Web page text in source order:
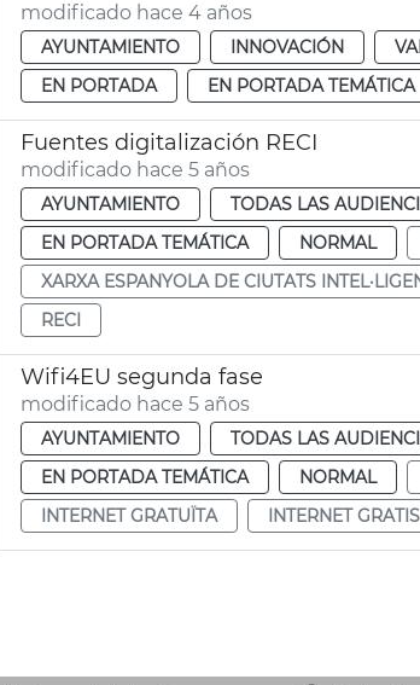
modificado hace 4 años
AYUNTAMIENTO INNOVACIÓN
EN PORTADA
EN PORTADA TEMÁTICA
Fuentes digitalización RECI
modificado hace 5 años
AYUNTAMIENTO TODAS LAS
EN PORTADA TEMÁTICA
NORMAL
XARXA ESPANYOLA DE CIUTATS
RECI
Wifi4EU segunda fase
modificado hace 5 años
AYUNTAMIENTO TODAS LAS
EN PORTADA TEMÁTICA
NORMAL
INTERNET GRATUÏTA
INTERNET GRATIS